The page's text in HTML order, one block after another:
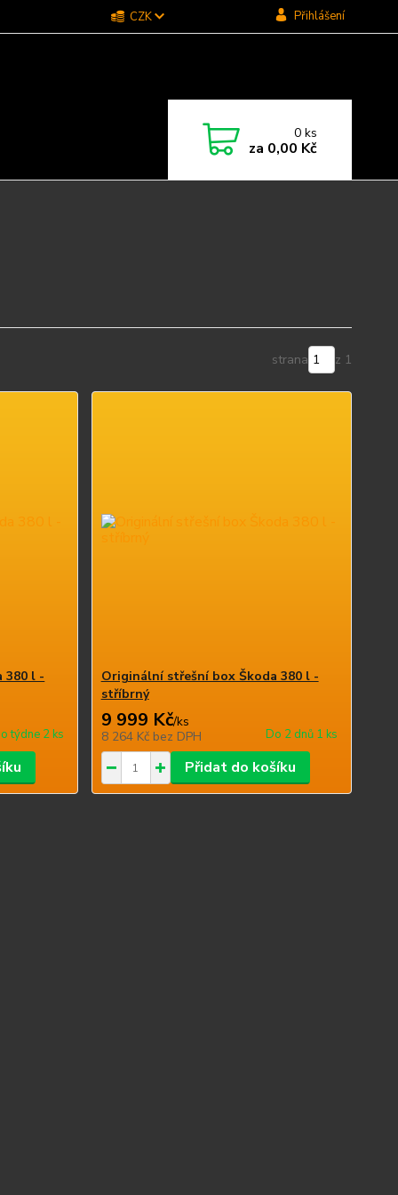
CZK Přihlášení
0ks
za 0,00 Kč
strana z 1
380 l -
týdne 2 ks
Originální střešní box Škoda 380 l -
stříbrný
9 999 Kč/ks
8 264 Kč bez DPH Do 2 dnů 1 ks
Přidat do košíku